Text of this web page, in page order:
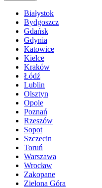
Białystok
Bydgoszcz
Gdańsk
Gdynia
Katowice
Kielce
Kraków
Łódź
Lublin
Olsztyn
Opole
Poznań
Rzeszów
Sopot
Szczecin
Toruń
Warszawa
Wrocław
Zakopane
Zielona Góra